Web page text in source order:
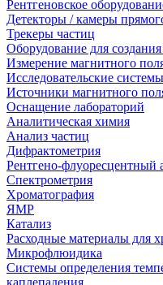
Рентгеновское
Детекторы / камеры
Трекеры частиц
Оборудование для
Измерение магнитного
Исследовательские
Источники магнитного
Оснащение лабораторий
Аналитическая химия
Анализ частиц
Дифрактометрия
Рентгено-флуоресцентный
Спектрометрия
Хроматография
ЯМР
Катализ
Расходные материалы для
Микрофлюидика
Системы определения
каплепадения